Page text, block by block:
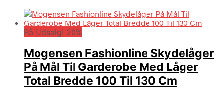
På Udsalg! 20%
Mogensen Fashionline Skydelåger
På Mål Til Garderobe Med Låger
Total Bredde 100 Til 130 Cm